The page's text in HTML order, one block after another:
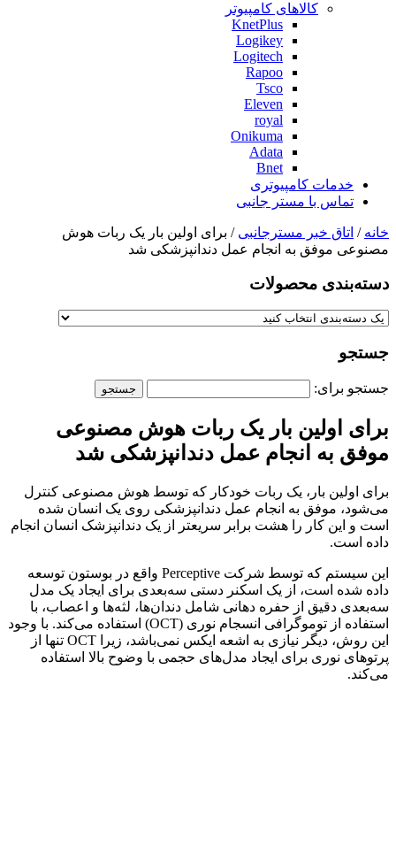
کالاهای کامپیوتر
KnetPlus
Logikey
Logitech
Rapoo
Tsco
Eleven
royal
Onikuma
Adata
Bnet
خدمات کامپیوتری
تماس با مستر جانبی
خانه / اتاق خبر مسترجانبی / برای اولین بار یک ربات هوش
مصنوعی موفق به انجام عمل دندانپزشکی شد
دسته‌بندی‌ محصولات
جستجو
جستجو برای:
برای اولین بار یک ربات هوش مصنوعی
موفق به انجام عمل دندانپزشکی شد
برای اولین بار، یک ربات خودکار که توسط هوش مصنوعی کنترل
می‌شود، موفق به انجام عمل دندانپزشکی روی یک انسان شده
است و این کار را هشت برابر سریعتر از یک دندانپزشک انسان انجام
داده است.
این سیستم که توسط شرکت Perceptive واقع در بوستون توسعه
داده شده است، از یک اسکنر دستی سه‌بعدی برای ایجاد یک مدل
سه‌بعدی دقیق از حفره دهانی شامل دندان‌ها، لثه‌ها و اعصاب، با
استفاده از توموگرافی انسجام نوری (OCT) استفاده می‌کند. با وجود
این روش، دیگر نیازی به اشعه ایکس نمی‌باشد، زیرا OCT تنها از
پرتوهای نوری برای ایجاد مدل‌های حجمی با وضوح بالا استفاده
می‌کند.